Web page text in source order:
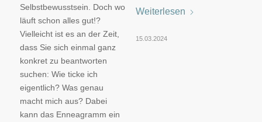
Selbstbewusstsein. Doch wo
läuft schon alles gut!?
Vielleicht ist es an der Zeit,
dass Sie sich einmal ganz
konkret zu beantworten
suchen: Wie ticke ich
eigentlich? Was genau
macht mich aus? Dabei
kann das Enneagramm ein
Weiterlesen
15.03.2024